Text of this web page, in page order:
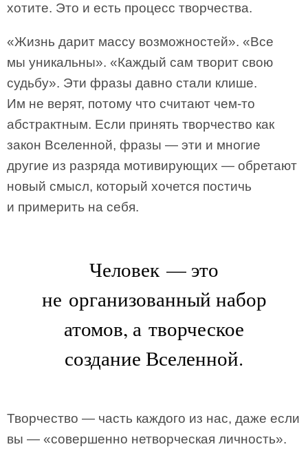
хотите. Это и есть процесс творчества.
«Жизнь дарит массу возможностей». «Все
мы уникальны». «Каждый сам творит свою
судьбу». Эти фразы давно стали клише.
Им не верят, потому что считают чем-то
абстрактным. Если принять творчество как
закон Вселенной, фразы — эти и многие
другие из разряда мотивирующих — обретают
новый смысл, который хочется постичь
и примерить на себя.
Человек — это
не организованный набор
атомов, а творческое
создание Вселенной.
Творчество — часть каждого из нас, даже если
вы — «совершенно нетворческая личность».